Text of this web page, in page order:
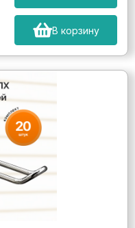
В корзину